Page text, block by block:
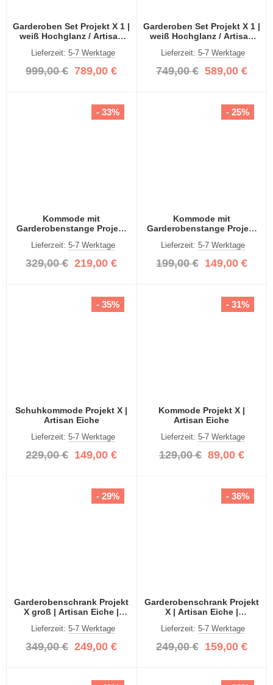
Garderoben Set Projekt X 1 |
weiß Hochglanz / Artisan
teilig
Lieferzeit: 5-7 Werktage
999,00 € 789,00 €
Garderoben Set Projekt X 1 |
weiß Hochglanz / Artisan
Lieferzeit:5-7 Werktage
749,00 € 589,00 €
Kommode mit
Garderobenstange Projekt
Lieferzeit: 5-7 Werktage
329,00 € 219,00 €
- 33%
Kommode mit
Garderobenstange Projekt
Lieferzeit:5-7 Werktage
199,00 € 149,00 €
- 25%
Schuhkommode Projekt X |
Artisan Eiche
Lieferzeit: 5-7 Werktage
229,00 € 149,00 €
- 35%
Kommode Projekt X |
Artisan Eiche
Lieferzeit:5-7 Werktage
129,00 € 89,00 €
- 31%
Garderobenschrank Projekt
X groß | Artisan Eiche |
Lieferzeit: 5-7 Werktage
349,00 € 249,00 €
- 29%
Garderobenschrank Projekt
X | Artisan Eiche |
Lieferzeit:5-7 Werktage
249,00 € 159,00 €
- 36%